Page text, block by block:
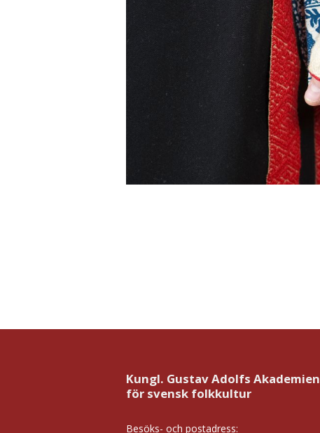
Kungl. Gustav Adolfs Akademien
för svensk folkkultur
Besöks- och postadress: